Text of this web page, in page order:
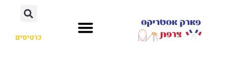
כרטיסים